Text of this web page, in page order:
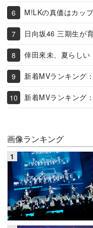
M!LKの真価はカッ
日向坂46 三期生が
倖田來未、夏らし
新着MVランキング
新着MVランキング
画像ランキング